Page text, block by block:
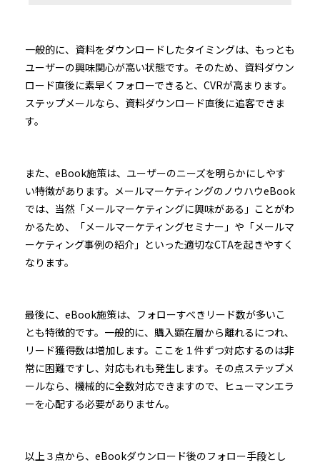
一般的に、資料をダウンロードしたタイミングは、もっとも
ユーザーの興味関心が高い状態です。そのため、資料ダウン
ロード直後に素早くフォローできると、CVRが高まります。
ステップメールなら、資料ダウンロード直後に追客できま
す。
また、eBook施策は、ユーザーのニーズを明らかにしやす
い特徴があります。メールマーケティングのノウハウeBook
では、当然「メールマーケティングに興味がある」ことがわ
かるため、「メールマーケティングセミナー」や「メールマ
ーケティング事例の紹介」といった適切なCTAを起きやすく
なります。
最後に、eBook施策は、フォローすべきリード数が多いこ
とも特徴的です。一般的に、購入顕在層から離れるにつれ、
リード獲得数は増加します。ここを１件ずつ対応するのは非
常に困難ですし、対応もれも発生します。その点ステップメ
ールなら、機械的に全数対応できますので、ヒューマンエラ
ーを心配する必要がありません。
以上３点から、eBookダウンロード後のフォロー手段とし